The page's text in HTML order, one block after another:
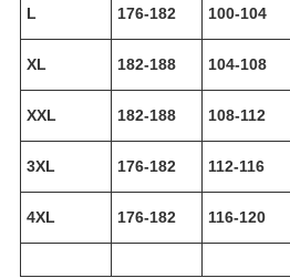
L 176-182 100-104
XL 182-188 104-108
XXL 182-188 108-112
3XL 176-182 112-116
4XL 176-182 116-120